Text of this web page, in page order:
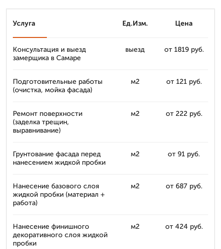
Услуга Ед.Изм. Цена
Консультация и выезд
замерщика в Самаре
выезд от 1819 руб.
Подготовительные работы
(очистка, мойка фасада)
м2 от 121 руб.
Ремонт поверхности
(заделка трещин,
выравнивание)
м2 от 222 руб.
Грунтование фасада перед
нанесением жидкой пробки
м2 от 91 руб.
Нанесение базового слоя
жидкой пробки (материал +
работа)
м2 от 687 руб.
Нанесение финишного
декоративного слоя жидкой
пробки
м2 от 424 руб.